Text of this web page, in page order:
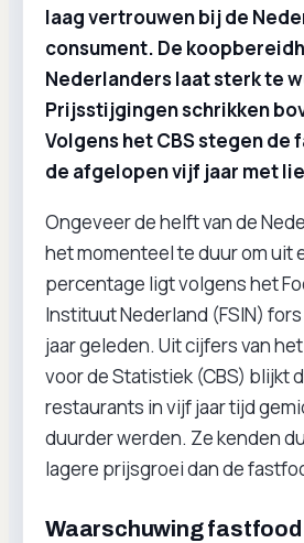
laag vertrouwen bij de
consument. De
Nederlanders laat sterk te
Prijsstijgingen schrikken
Volgens het CBS stegen
de afgelopen vijf jaar met
Ongeveer de helft van de
het momenteel te duur om uit
percentage ligt volgens het
Instituut Nederland (FSIN)
jaar geleden. Uit cijfers van
voor de Statistiek (CBS) blijkt
restaurants in vijf jaar tijd
duurder werden. Ze kenden
lagere prijsgroei dan de
Waarschuwing fastfood